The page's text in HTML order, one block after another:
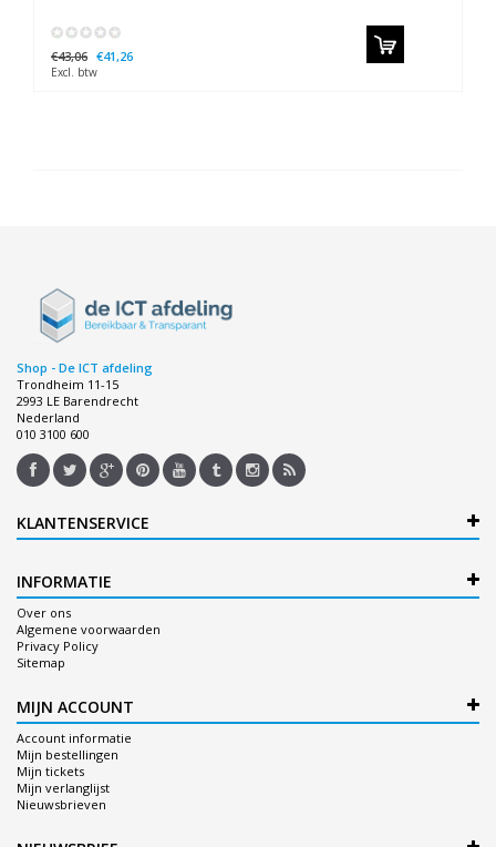
€43,06 €41,26
Excl. btw
Shop - De ICT afdeling
Trondheim 11-15
2993 LE Barendrecht
Nederland
010 3100 600
KLANTENSERVICE
INFORMATIE
Over ons
Algemene voorwaarden
Privacy Policy
Sitemap
MIJN ACCOUNT
Account informatie
Mijn bestellingen
Mijn tickets
Mijn verlanglijst
Nieuwsbrieven